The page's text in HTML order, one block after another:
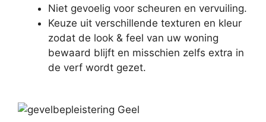
Niet gevoelig voor scheuren en vervuiling.
Keuze uit verschillende texturen en kleur
zodat de look & feel van uw woning
bewaard blijft en misschien zelfs extra in
de verf wordt gezet.